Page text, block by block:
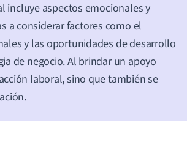
incluye aspectos emocionales y
a considerar factores como el
y las oportunidades de desarrollo
de negocio. Al brindar un apoyo
laboral, sino que también se